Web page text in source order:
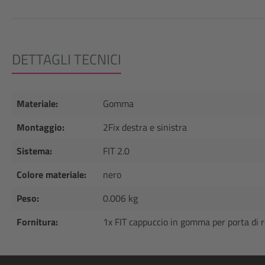
DETTAGLI TECNICI
Materiale:
Gomma
Montaggio:
2Fix destra e sinistra
Sistema:
FIT 2.0
Colore materiale:
nero
Peso:
0.006 kg
Fornitura:
1x FIT cappuccio in gomma per porta di